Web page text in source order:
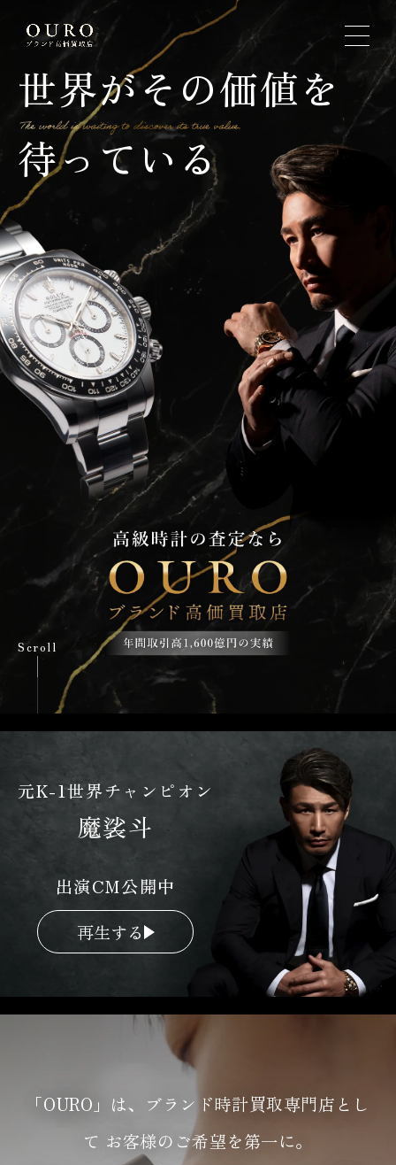
世界がその価値を
待っている
Scroll
元K-1世界チャンピオン
魔裟斗
出演CM公開中
再生する
「OURO」は、ブランド時計買取専門店とし
て お客様のご希望を第一に。